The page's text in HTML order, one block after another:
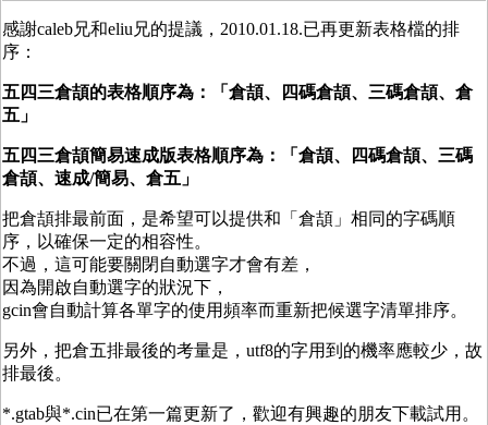
感謝caleb兄和eliu兄的提議，2010.01.18.已再更新表格檔的排
序：
五四三倉頡的表格順序為：「倉頡、四碼倉頡、三碼倉頡、倉
五 」
五四三倉頡簡易速成版表格順序為 ：「倉頡、四碼倉頡、三碼
倉頡、速成/簡易、倉五 」
把倉頡排最前面，是希望可以提供和「倉頡」相同的字碼順
序，以確保一定的相容性。
不過，這可能要關閉自動選字才會有差，
因為開啟自動選字的狀況下，
gcin會自動計算各單字的使用頻率而重新把候選字清單排序。
另外，把倉五排最後的考量是，utf8的字用到的機率應較少，故
排最後。
*.gtab與*.cin已在第一篇更新了，歡迎有興趣的朋友下載試用。